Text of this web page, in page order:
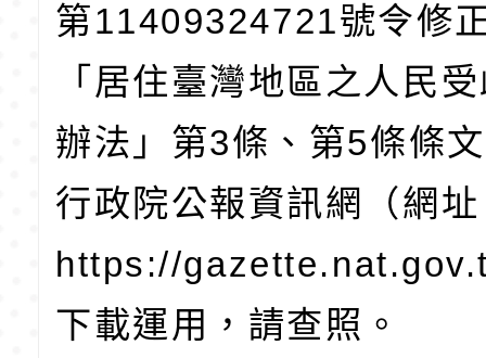
第11409324721號令修
「居住臺灣地區之人民
辦法」第3條、第5條條
行政院公報資訊網（網
https://
下載運用，請查照。